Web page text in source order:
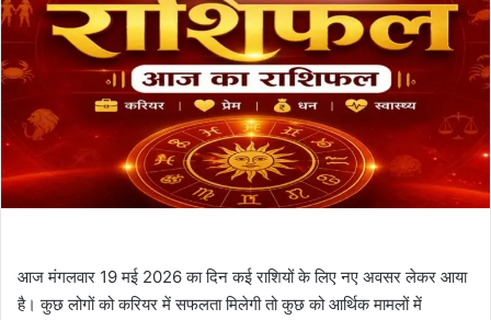
आज मंगलवार 19 मई 2026 का दिन कई राशियों के लिए नए अवसर लेकर आया
है। कुछ लोगों को करियर में सफलता मिलेगी तो कुछ को आर्थिक मामलों में